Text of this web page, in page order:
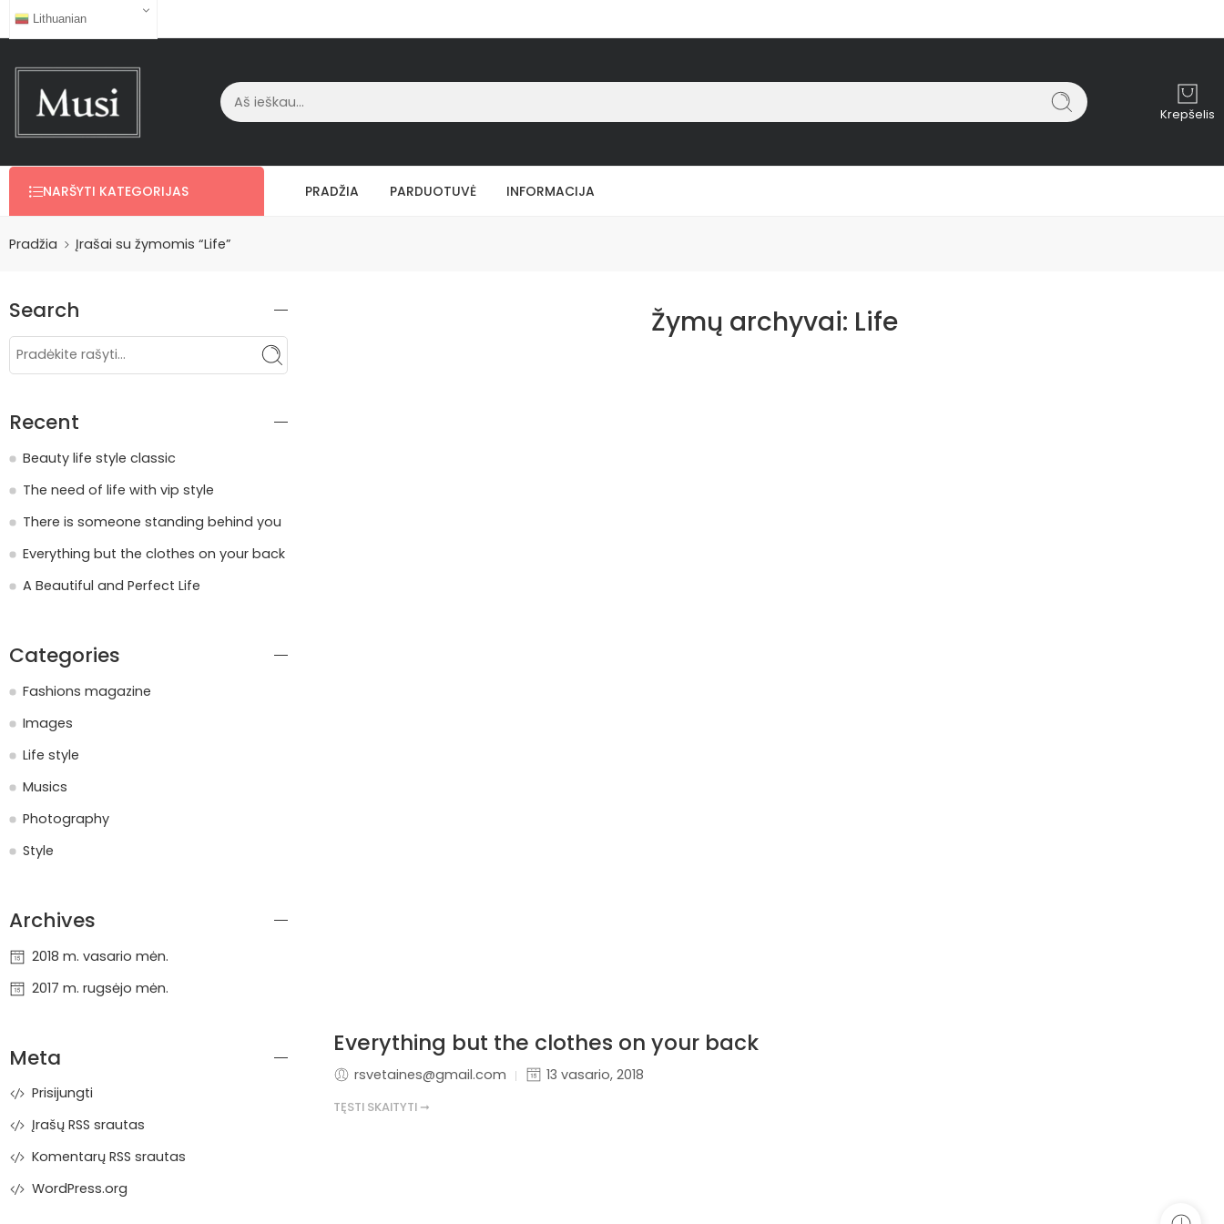
Lithuanian
Krepšelis
NARŠYTI KATEGORIJAS PRADŽIA PARDUOTUVĖ INFORMACIJA
Pradžia Įrašai su žymomis “Life”
Žymų archyvai: Life
Everything but the clothes on your back
rsvetaines@gmail.com 13 vasario, 2018
TĘSTI SKAITYTI ➞
Search
Recent
Beauty life style classic
The need of life with vip style
There is someone standing behind you
Everything but the clothes on your back
A Beautiful and Perfect Life
Categories
Fashions magazine
Images
Life style
Musics
Photography
Style
Archives
2018 m. vasario mėn.
2017 m. rugsėjo mėn.
Meta
Prisijungti
Įrašų RSS srautas
Komentarų RSS srautas
WordPress.org